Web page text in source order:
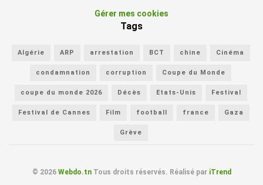
Gérer mes cookies
Tags
Algérie ARP arrestation BCT chine Cinéma
condamnation corruption Coupe du Monde
coupe du monde 2026 Décès Etats-Unis Festival
Festival de Cannes Film football france Gaza
Grève
© 2026 Webdo.tnTous droits réservés. Réalisé par iTrend